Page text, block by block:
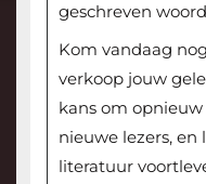
geschreven
Kom vandaag
verkoop jouw
kans om
nieuwe lezers, en
literatuur